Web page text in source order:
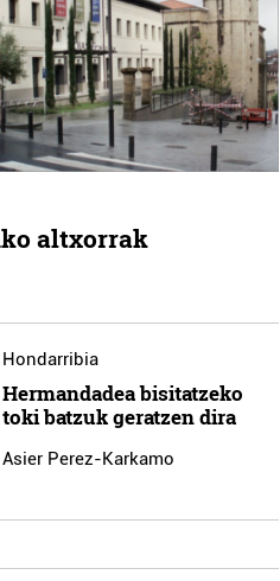
altxorrak
Hondarribia
Hermandadea bisitatzeko
toki batzuk geratzen dira
Asier Perez-Karkamo